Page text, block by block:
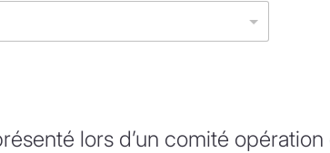
lors d’un comité opération